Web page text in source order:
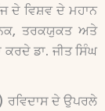
ਦੇ ਵਿਸ਼ਵ ਦੇ ਮਹਾਨ
ਤਰਕਯੁਕਤ ਅਤੇ
ਡਾ. ਜੀਤ ਸਿੰਘ
ਦੇ ਉਪਰਲੇ